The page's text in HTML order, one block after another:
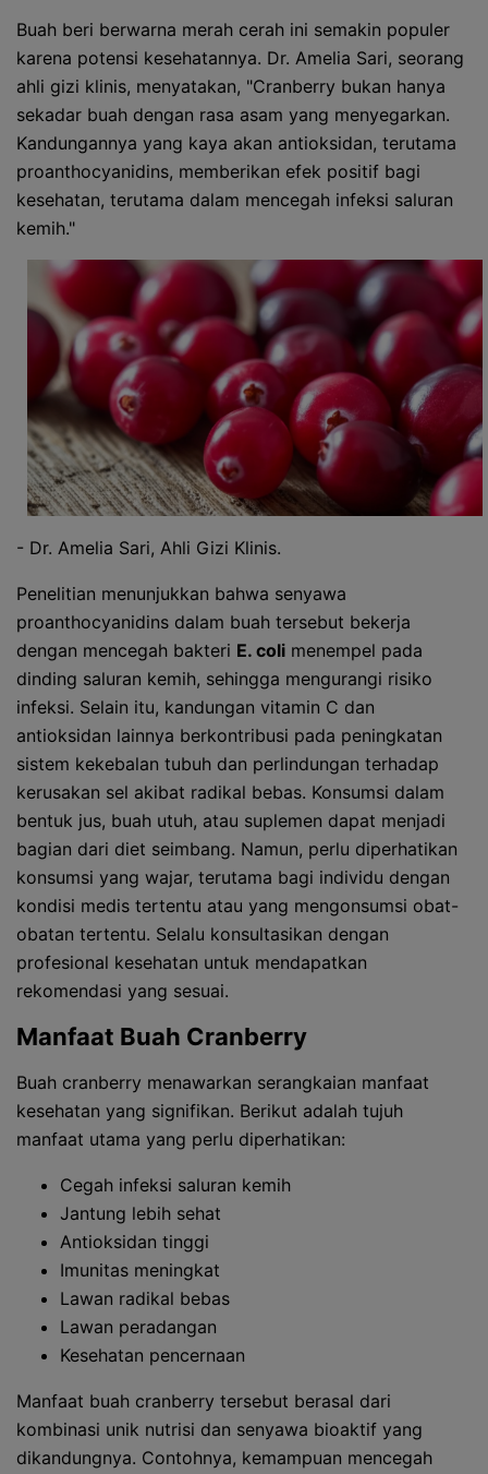
Buah beri berwarna merah cerah ini semakin populer
karena potensi kesehatannya. Dr. Amelia Sari, seorang
ahli gizi klinis, menyatakan, "Cranberry bukan hanya
sekadar buah dengan rasa asam yang menyegarkan.
Kandungannya yang kaya akan antioksidan, terutama
proanthocyanidins, memberikan efek positif bagi
kesehatan, terutama dalam mencegah infeksi saluran
kemih."
- Dr. Amelia Sari, Ahli Gizi Klinis.
Penelitian menunjukkan bahwa senyawa
proanthocyanidins dalam buah tersebut bekerja
dengan mencegah bakteri E. coli menempel pada
dinding saluran kemih, sehingga mengurangi risiko
infeksi. Selain itu, kandungan vitamin C dan
antioksidan lainnya berkontribusi pada peningkatan
sistem kekebalan tubuh dan perlindungan terhadap
kerusakan sel akibat radikal bebas. Konsumsi dalam
bentuk jus, buah utuh, atau suplemen dapat menjadi
bagian dari diet seimbang. Namun, perlu diperhatikan
konsumsi yang wajar, terutama bagi individu dengan
kondisi medis tertentu atau yang mengonsumsi obat-
obatan tertentu. Selalu konsultasikan dengan
profesional kesehatan untuk mendapatkan
rekomendasi yang sesuai.
Manfaat Buah Cranberry
Buah cranberry menawarkan serangkaian manfaat
kesehatan yang signifikan. Berikut adalah tujuh
manfaat utama yang perlu diperhatikan:
Cegah infeksi saluran kemih
Jantung lebih sehat
Antioksidan tinggi
Imunitas meningkat
Lawan radikal bebas
Lawan peradangan
Kesehatan pencernaan
Manfaat buah cranberry tersebut berasal dari
kombinasi unik nutrisi dan senyawa bioaktif yang
dikandungnya. Contohnya, kemampuan mencegah